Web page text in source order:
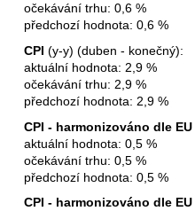
očekávání trhu: 0,6 %
předchozí hodnota: 0,6 %
CPI (y-y) (duben - konečný):
aktuální hodnota: 2,9 %
očekávání trhu: 2,9 %
předchozí hodnota: 2,9 %
CPI - harmonizováno dle EU
aktuální hodnota: 0,5 %
očekávání trhu: 0,5 %
předchozí hodnota: 0,5 %
CPI - harmonizováno dle EU